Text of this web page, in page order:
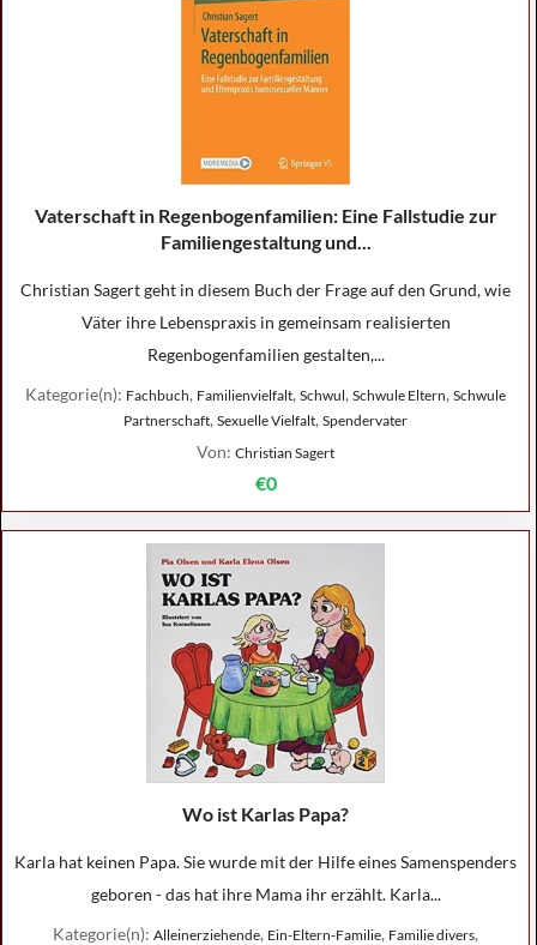
Vaterschaft in Regenbogenfamilien: Eine Fallstudie zur
Familiengestaltung und...
Christian Sagert geht in diesem Buch der Frage auf den Grund, wie
Väter ihre Lebenspraxis in gemeinsam realisierten
Regenbogenfamilien gestalten,...
Kategorie(n): Fachbuch, Familienvielfalt, Schwul, Schwule Eltern, Schwule
Partnerschaft, Sexuelle Vielfalt, Spendervater
Von: Christian Sagert
€0
Wo ist Karlas Papa?
Karla hat keinen Papa. Sie wurde mit der Hilfe eines Samenspenders
geboren - das hat ihre Mama ihr erzählt. Karla...
Kategorie(n): Alleinerziehende, Ein-Eltern-Familie, Familie divers,